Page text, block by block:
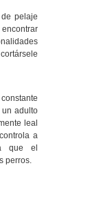
pelaje
adulto
leal
a
que el
perros.